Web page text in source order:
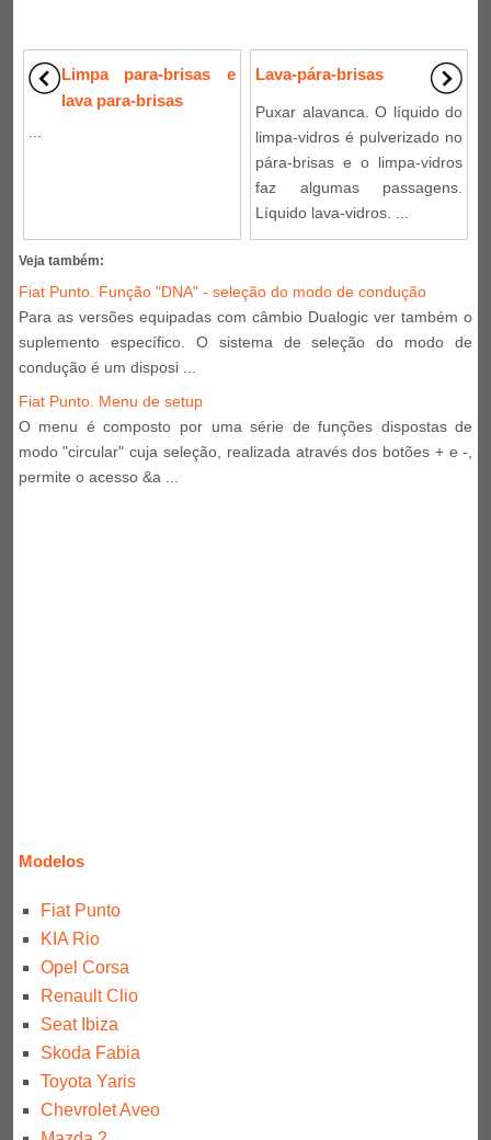
Limpa para-brisas e
lava para-brisas
Lava-pára-brisas
Puxar alavanca. O líquido do
limpa-vidros é pulverizado no
pára-brisas e o limpa-vidros
faz algumas passagens.
Líquido lava-vidros. ...
Veja também:
Fiat Punto. Função "DNA" - seleção do modo de condução
Para as versões equipadas com câmbio Dualogic ver também o
suplemento específico. O sistema de seleção do modo de
condução é um disposi ...
Fiat Punto. Menu de setup
O menu é composto por uma série de funções dispostas de
modo "circular" cuja seleção, realizada através dos botões + e -,
permite o acesso &a ...
Modelos
Fiat Punto
KIA Rio
Opel Corsa
Renault Clio
Seat Ibiza
Skoda Fabia
Toyota Yaris
Chevrolet Aveo